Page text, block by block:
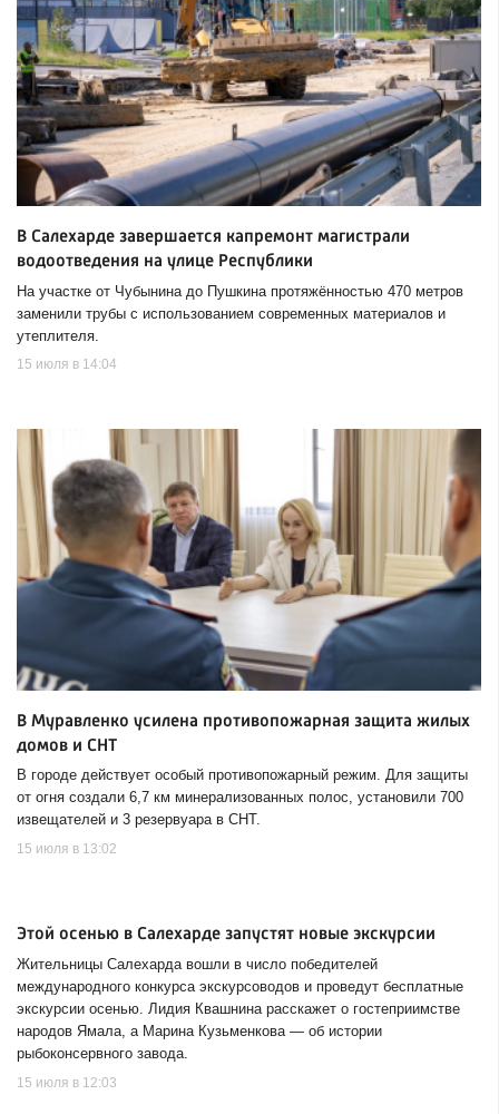
В Салехарде завершается капремонт магистрали
водоотведения на улице Республики
На участке от Чубынина до Пушкина протяжённостью 470 метров
заменили трубы с использованием современных материалов и
утеплителя.
15 июля в 14:04
В Муравленко усилена противопожарная защита жилых
домов и СНТ
В городе действует особый противопожарный режим. Для защиты
от огня создали 6,7 км минерализованных полос, установили 700
извещателей и 3 резервуара в СНТ.
15 июля в 13:02
Этой осенью в Салехарде запустят новые экскурсии
Жительницы Салехарда вошли в число победителей
международного конкурса экскурсоводов и проведут бесплатные
экскурсии осенью. Лидия Квашнина расскажет о гостеприимстве
народов Ямала, а Марина Кузьменкова — об истории
рыбоконсервного завода.
15 июля в 12:03